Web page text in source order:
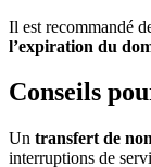
Il est recommandé
l’expiration du
Conseils
Un transfert de
interruptions de